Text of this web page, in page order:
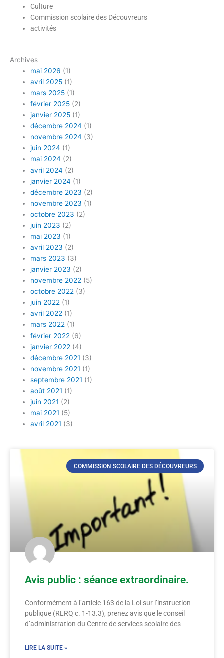
Culture
Commission scolaire des Découvreurs
activités
Archives
mai 2026 (1)
avril 2025 (1)
mars 2025 (1)
février 2025 (2)
janvier 2025 (1)
décembre 2024 (1)
novembre 2024 (3)
juin 2024 (1)
mai 2024 (2)
avril 2024 (2)
janvier 2024 (1)
décembre 2023 (2)
novembre 2023 (1)
octobre 2023 (2)
juin 2023 (2)
mai 2023 (1)
avril 2023 (2)
mars 2023 (3)
janvier 2023 (2)
novembre 2022 (5)
octobre 2022 (3)
juin 2022 (1)
avril 2022 (1)
mars 2022 (1)
février 2022 (6)
janvier 2022 (4)
décembre 2021 (3)
novembre 2021 (1)
septembre 2021 (1)
août 2021 (1)
juin 2021 (2)
mai 2021 (5)
avril 2021 (3)
COMMISSION SCOLAIRE DES DÉCOUVREURS
Avis public : séance extraordinaire.
Conformément à l’article 163 de la Loi sur l’instruction
publique (RLRQ c. 1-13.3), prenez avis que le conseil
d’administration du Centre de services scolaire des
LIRE LA SUITE »